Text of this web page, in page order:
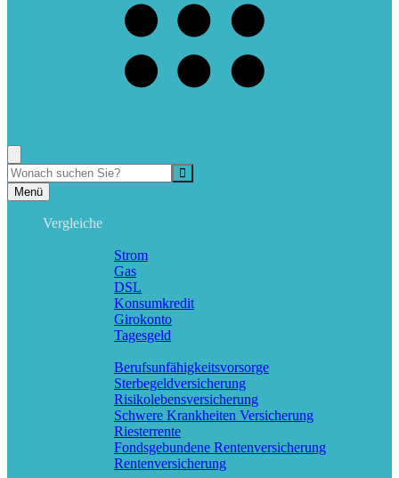
Menü
Vergleiche
Strom
Gas
DSL
Konsumkredit
Girokonto
Tagesgeld
Berufs­unfähigkeitsvorsorge
Sterbegeldversicherung
Risikolebensversicherung
Schwere Krankheiten Versicherung
Riesterrente
Fondsgebundene Rentenversicherung
Rentenversicherung